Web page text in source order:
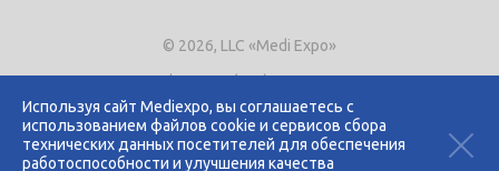
Используя сайт Mediexpo, вы соглашаетесь с
использованием файлов cookie и сервисов сбора
технических данных посетителей для обеспечения
работоспособности и улучшения качества
© 2026, LLC «Medi Expo»
Phone.+7 (495) 721-8866
E-mail:expo@mediexpo.ru
Контакты
Политика использования cookies
Политика конфиденциальности